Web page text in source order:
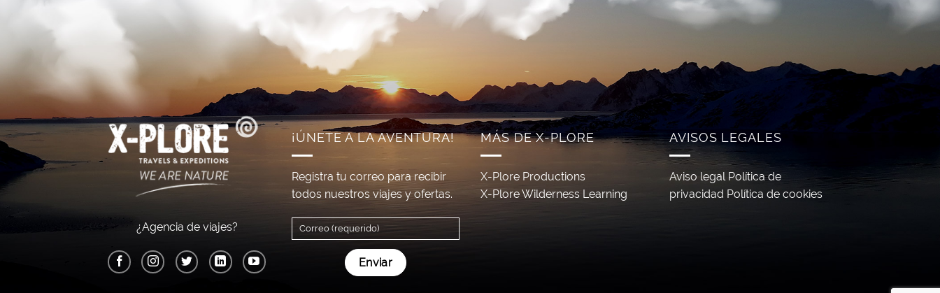
¿Agencia de viajes?
¡ÚNETE A LA AVENTURA!
Registra tu correo para recibir
todos nuestros viajes y ofertas.
MÁS DE X-PLORE
X-Plore Productions
X-Plore Wilderness Learning
AVISOS LEGALES
Aviso legal Política de
privacidad Política de cookies